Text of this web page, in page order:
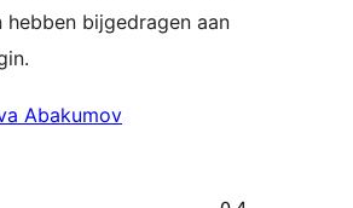
hebben bijgedragen aan
Abakumov